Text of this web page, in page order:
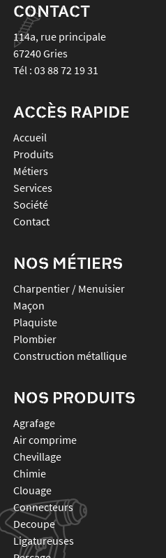
CONTACT
114a, rue principale
67240Gries
Tél : 03 88 72 19 31
ACCÈS RAPIDE
Accueil
Produits
Métiers
Services
Société
Contact
NOS MÉTIERS
Charpentier / Menuisier
Maçon
Plaquiste
Plombier
Construction métallique
NOS PRODUITS
agrafage
air comprime
chevillage
chimie
clouage
connecteurs
decoupe
ligatureuses